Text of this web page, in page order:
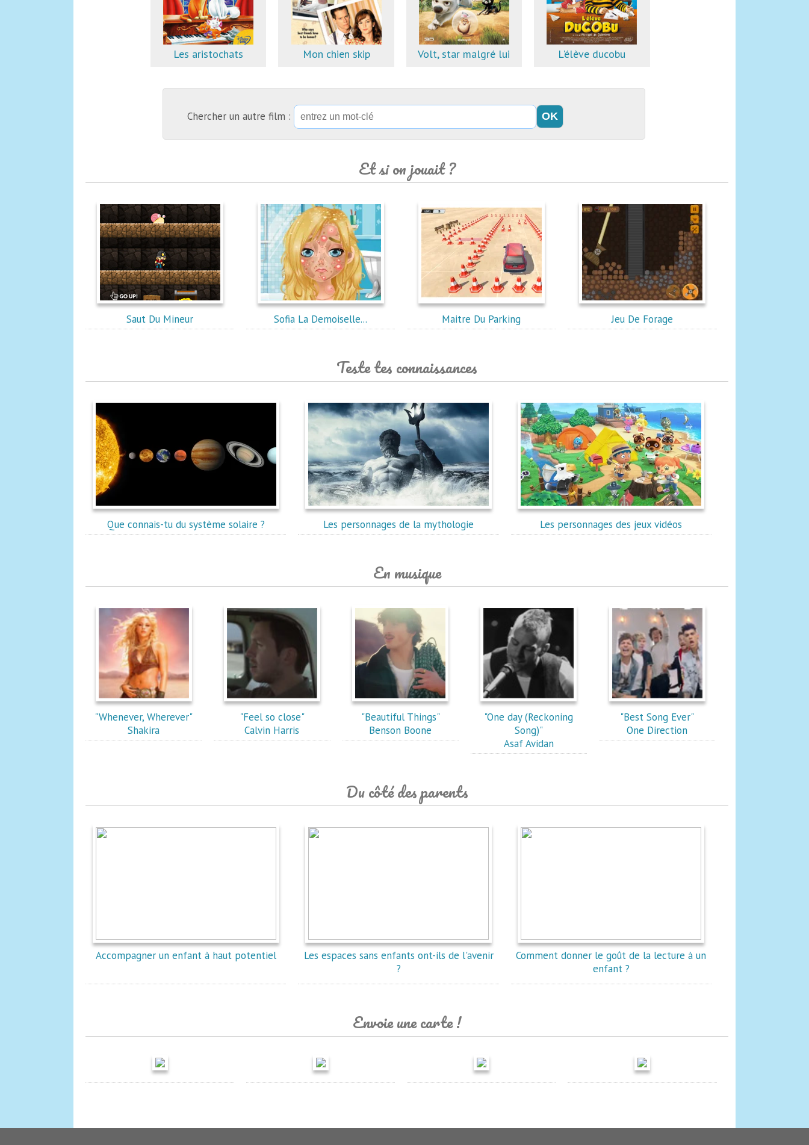
Les aristochats Mon chien skip Volt, star malgré lui L'élève ducobu
Chercher un autre film :
Et si on jouait ?
Saut Du Mineur Sofia La Demoiselle... Maitre Du Parking Jeu De Forage
Teste tes connaissances
Que connais-tu du système solaire ? Les personnages de la mythologie Les personnages des jeux vidéos
En musique
"Whenever, Wherever"
Shakira
"Feel so close"
Calvin Harris
"Beautiful Things"
Benson Boone
"One day (Reckoning
Song)"
Asaf Avidan
"Best Song Ever"
One Direction
Du côté des parents
Accompagner un enfant à haut potentiel
Les espaces sans enfants ont-ils de l'avenir
?
Comment donner le goût de la lecture à un
enfant ?
Envoie une carte !